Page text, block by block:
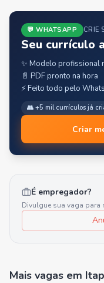
💬 WHATSAPP CRIE
Seu currículo
✨ Modelo profissional
📄 PDF pronto na hora
⚡ Feito todo pelo
👥 +5 mil currículos já
Criar
É empregador?
Divulgue sua vaga
Mais vagas em